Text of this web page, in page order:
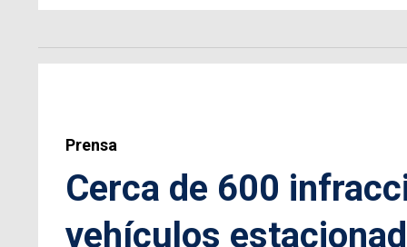
Prensa
Cerca de 600
vehículos